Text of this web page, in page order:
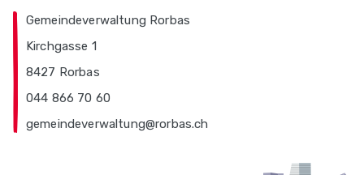
Gemeindeverwaltung Rorbas
Kirchgasse 1
8427 Rorbas
044 866 70 60
gemeindeverwaltung@rorbas.ch